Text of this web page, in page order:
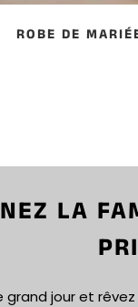
ROBE DE
LA
jour et